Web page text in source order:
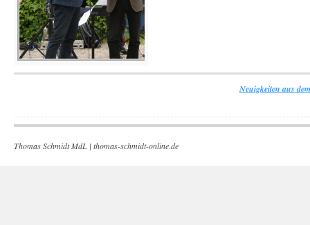
Neuigkeiten aus
Thomas Schmidt MdL | thomas-schmidt-online.de